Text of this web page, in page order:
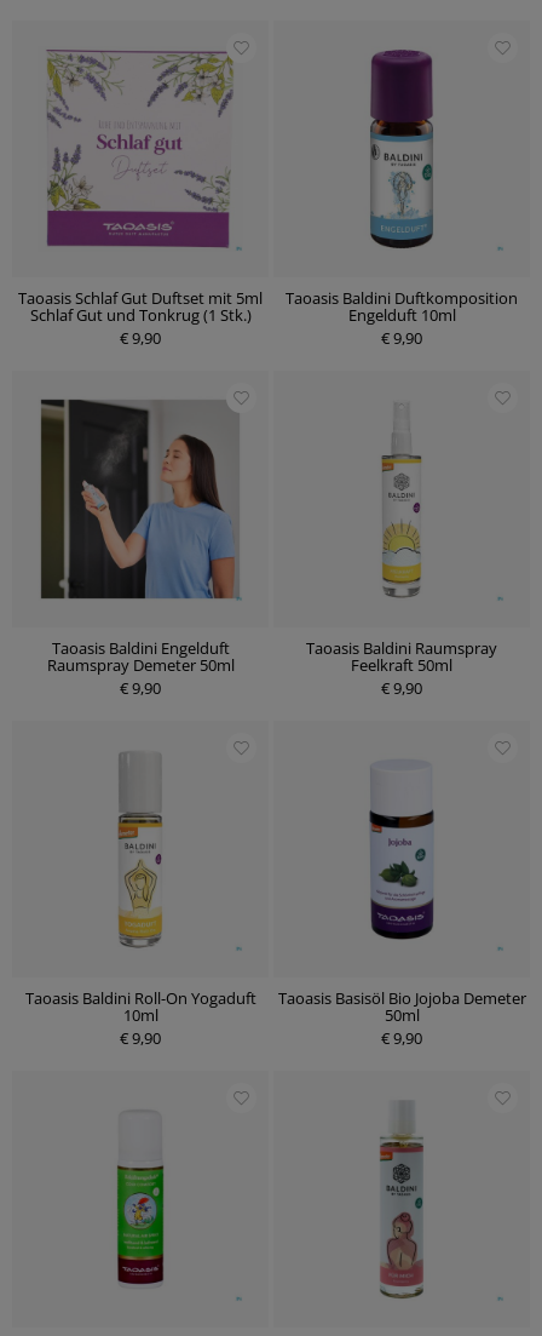
Taoasis Schlaf Gut Duftset mit 5ml
Schlaf Gut und Tonkrug (1 Stk.)
€ 9,90
Taoasis Baldini Duftkomposition
Engelduft 10ml
€ 9,90
Taoasis Baldini Engelduft
Raumspray Demeter 50ml
€ 9,90
Taoasis Baldini Raumspray
Feelkraft 50ml
€ 9,90
Taoasis Baldini Roll-On Yogaduft
10ml
€ 9,90
Taoasis Basisöl Bio Jojoba Demeter
50ml
€ 9,90